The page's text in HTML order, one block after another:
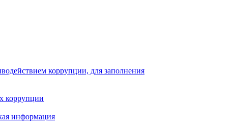
коррупции, для заполнения
коррупции
информация